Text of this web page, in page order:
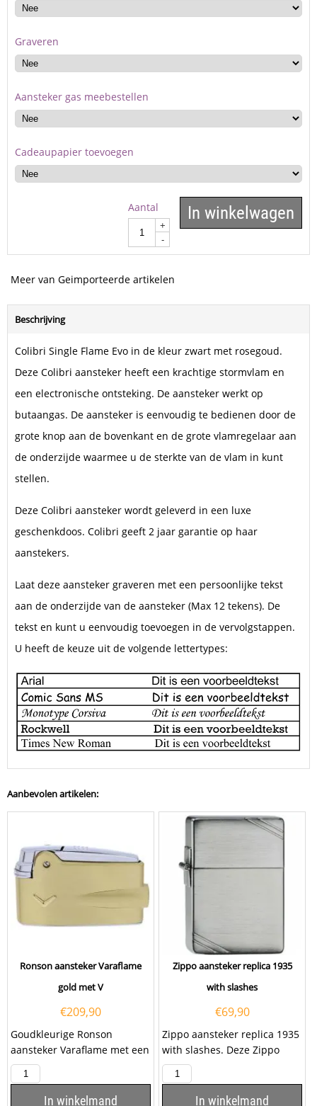
Graveren
Aansteker gas meebestellen
Cadeaupapier toevoegen
Aantal
+
-
In winkelwagen
Meer van Geimporteerde artikelen
Beschrijving
Colibri Single Flame Evo in de kleur zwart met rosegoud.
Deze Colibri aansteker heeft een krachtige stormvlam en
een electronische ontsteking. De aansteker werkt op
butaangas. De aansteker is eenvoudig te bedienen door de
grote knop aan de bovenkant en de grote vlamregelaar aan
de onderzijde waarmee u de sterkte van de vlam in kunt
stellen.
Deze Colibri aansteker wordt geleverd in een luxe
geschenkdoos. Colibri geeft 2 jaar garantie op haar
aanstekers.
Laat deze aansteker graveren met een persoonlijke tekst
aan de onderzijde van de aansteker (Max 12 tekens). De
tekst en kunt u eenvoudig toevoegen in de vervolgstappen.
U heeft de keuze uit de volgende lettertypes:
Aanbevolen artikelen:
Ronson aansteker Varaflame
gold met V
€209,90
Goudkleurige Ronson
aansteker Varaflame met een
goudkleurig V-teken aan de
voorzijde en een chromen...
In winkelmand
Zippo aansteker replica 1935
with slashes
€69,90
Zippo aansteker replica 1935
with slashes. Deze Zippo
aansteker heeft een
geborsteld chromen...
In winkelmand